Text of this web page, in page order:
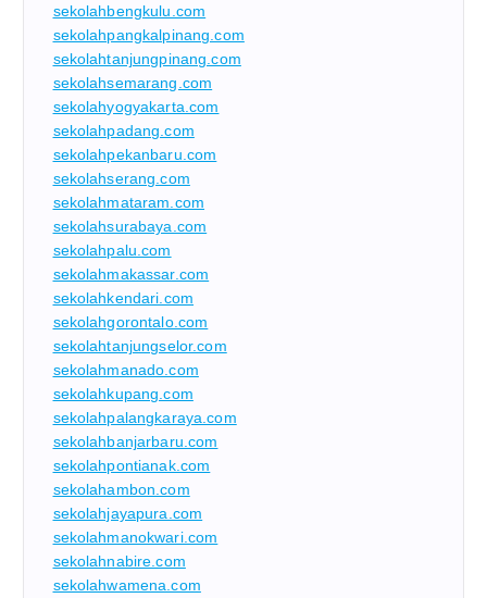
sekolahbengkulu.com
sekolahpangkalpinang.com
sekolahtanjungpinang.com
sekolahsemarang.com
sekolahyogyakarta.com
sekolahpadang.com
sekolahpekanbaru.com
sekolahserang.com
sekolahmataram.com
sekolahsurabaya.com
sekolahpalu.com
sekolahmakassar.com
sekolahkendari.com
sekolahgorontalo.com
sekolahtanjungselor.com
sekolahmanado.com
sekolahkupang.com
sekolahpalangkaraya.com
sekolahbanjarbaru.com
sekolahpontianak.com
sekolahambon.com
sekolahjayapura.com
sekolahmanokwari.com
sekolahnabire.com
sekolahwamena.com